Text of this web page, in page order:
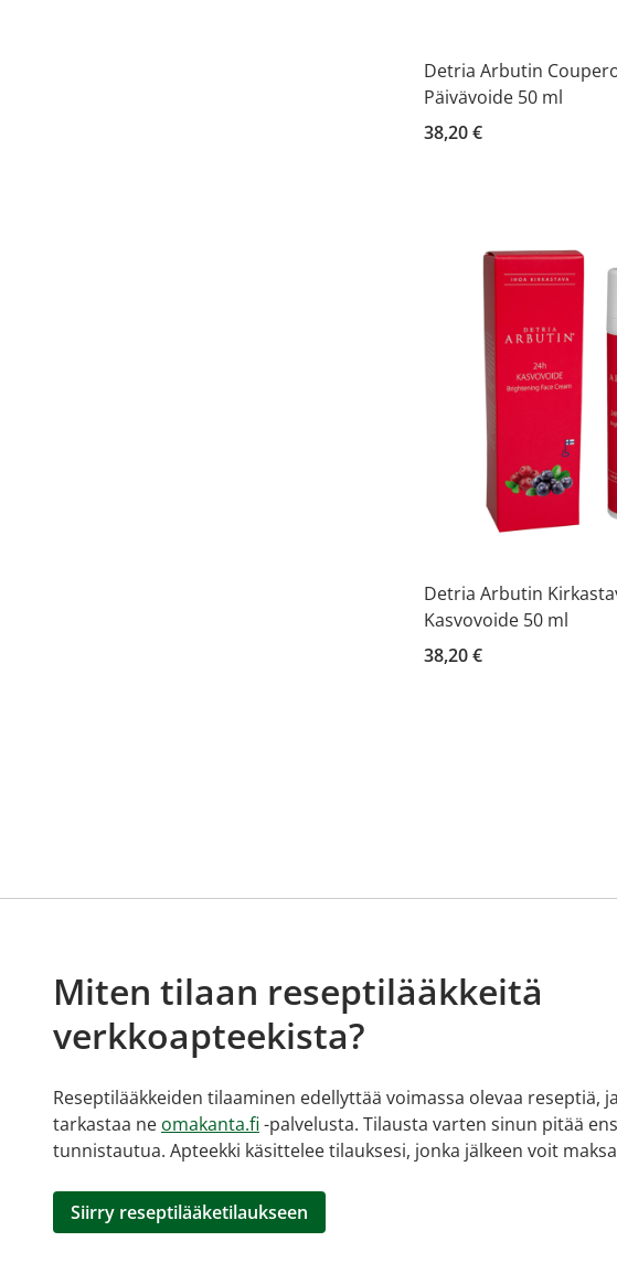
Detria Arbutin
Päivävoide 50 ml
38,20 €
Detria Arbutin
Kasvovoide 50 ml
38,20 €
Miten tilaan reseptilääkkeitä
verkkoapteekista?
Reseptilääkkeiden tilaaminen edellyttää voimassa olevaa reseptiä,
tarkastaa ne omakanta.fi -palvelusta. Tilausta varten sinun pitää
tunnistautua. Apteekki käsittelee tilauksesi, jonka jälkeen voit
Siirry reseptilääketilaukseen